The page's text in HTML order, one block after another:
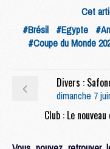
Cet
#Brésil #Egypte
#Coupe du Monde
dimanche 7
Club : Le